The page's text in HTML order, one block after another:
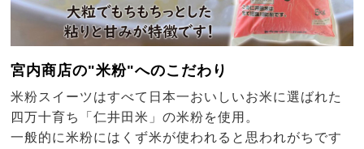
宮内商店の"米粉"へのこだわり
米粉スイーツはすべて日本一おいしいお米に選ばれた
四万十育ち「仁井田米」の米粉を使用。
一般的に米粉にはくず米が使われると思われがちです